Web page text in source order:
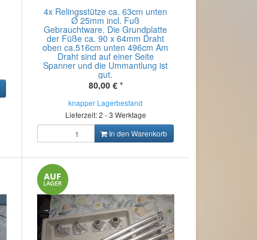
4x Relingsstütze ca. 63cm unten
Ø 25mm incl. Fuß
Gebrauchtware. Die Grundplatte
der Füße ca. 90 x 64mm Draht
oben ca.516cm unten 496cm Am
Draht sind auf einer Seite
Spanner und die Ummantlung ist
gut.
80,00 € *
knapper Lagerbestand
Lieferzeit: 2 - 3 Werktage
In den Warenkorb